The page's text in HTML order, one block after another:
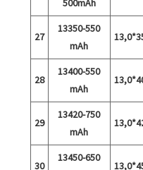
500mAh
27
13350-550
mAh
28
13400-550
mAh
29
13420-750
mAh
30
13450-650